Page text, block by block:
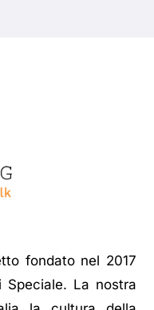
fondato nel 2017
Speciale. La nostra